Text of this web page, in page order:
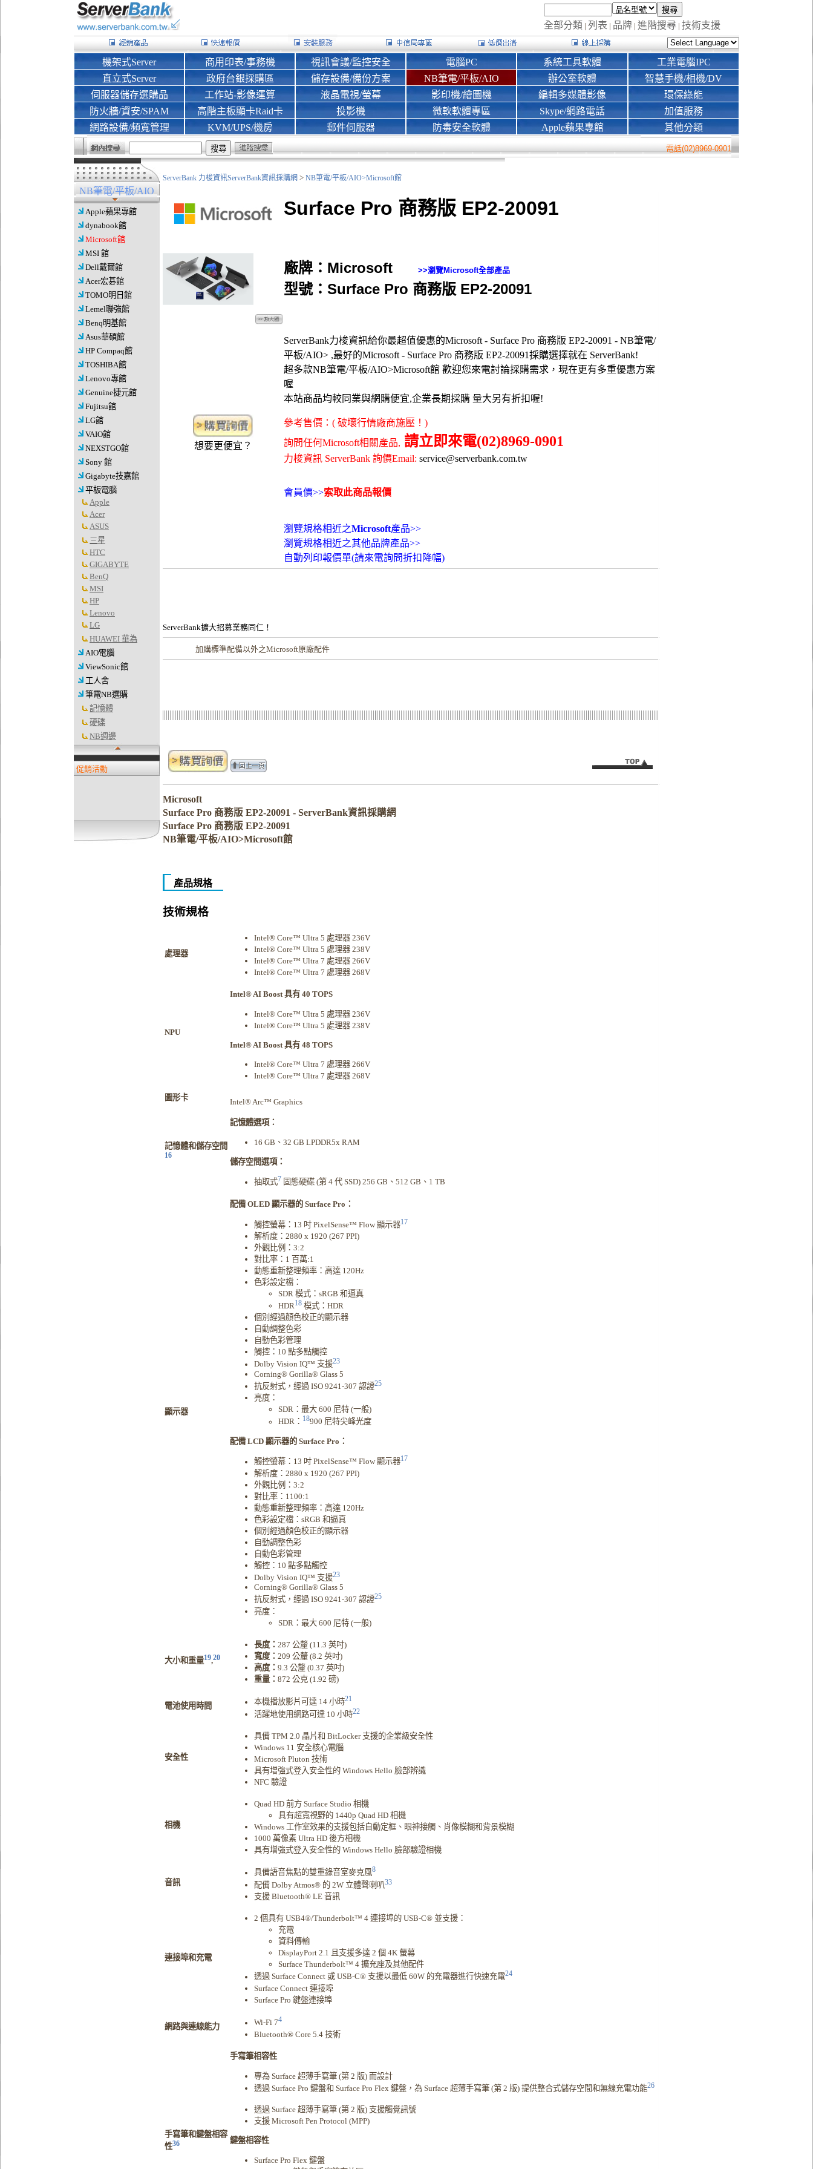
全部分類 | 列表 | 品牌 | 進階搜尋 | 技術支援
機架式Server
直立式Server
伺服器儲存選購品
防火牆/資安/SPAM
網路設備/頻寬管理
商用印表/事務機
政府台銀採購區
工作站-影像運算
高階主板顯卡Raid卡
KVM/UPS/機房
視訊會議/監控安全
儲存設備/備份方案
液晶電視/螢幕
投影機
郵件伺服器
電腦PC
NB筆電/平板/AIO
影印機/繪圖機
微軟軟體專區
防毒安全軟體
系統工具軟體
辦公室軟體
編輯多媒體影像
Skype/網路電話
Apple蘋果專館
工業電腦IPC
智慧手機/相機/DV
環保綠能
加值服務
其他分類
電話(02)8969-0901
NB筆電/平板/AIO
Apple蘋果專館
dynabook館
Microsoft館
MSI 館
Dell戴爾館
Acer宏碁館
TOMO明日館
Lemel聯強館
Benq明基館
Asus華碩館
HP Compaq館
TOSHIBA館
Lenovo專館
Genuine捷元館
Fujitsu館
LG館
VAIO館
NEXSTGO館
Sony 館
Gigabyte技嘉館
平板電腦
Apple
Acer
ASUS
三星
HTC
GIGABYTE
BenQ
MSI
HP
Lenovo
LG
HUAWEI 華為
AIO電腦
ViewSonic館
工人舍
筆電NB選購
記憶體
硬碟
NB週邊
促銷活動
ServerBank 力梭資訊ServerBank資訊採購網 > NB筆電/平板/AIO>Microsoft館
Surface Pro 商務版 EP2-20091
廠牌：Microsoft >>瀏覽Microsoft全部產品
型號：Surface Pro 商務版 EP2-20091
ServerBank力梭資訊給你最超值優惠的Microsoft - Surface Pro 商務版 EP2-20091 - NB筆電/
平板/AIO> ,最好的Microsoft - Surface Pro 商務版 EP2-20091採購選擇就在 ServerBank!
超多款NB筆電/平板/AIO>Microsoft館 歡迎您來電討論採購需求，現在更有多重優惠方案
喔
本站商品均較同業與網購便宜,企業長期採購 量大另有折扣喔!
想要更便宜？
參考售價：( 破壞行情廠商施壓！)
詢問任何Microsoft相關產品, 請立即來電(02)8969-0901
力梭資訊 ServerBank 詢價Email: service@serverbank.com.tw
會員價>>索取此商品報價
瀏覽規格相近之Microsoft產品>>
瀏覽規格相近之其他品牌產品>>
自動列印報價單(請來電詢問折扣降幅)
ServerBank擴大招募業務同仁！
加購標準配備以外之Microsoft原廠配件
Microsoft
Surface Pro 商務版 EP2-20091 - ServerBank資訊採購網
Surface Pro 商務版 EP2-20091
NB筆電/平板/AIO>Microsoft館
產品規格
技術規格
處理器
Intel® Core™ Ultra 5 處理器 236V
Intel® Core™ Ultra 5 處理器 238V
Intel® Core™ Ultra 7 處理器 266V
Intel® Core™ Ultra 7 處理器 268V
NPU
Intel® AI Boost 具有 40 TOPS
Intel® Core™ Ultra 5 處理器 236V
Intel® Core™ Ultra 5 處理器 238V
Intel® AI Boost 具有 48 TOPS
Intel® Core™ Ultra 7 處理器 266V
Intel® Core™ Ultra 7 處理器 268V
圖形卡 Intel® Arc™ Graphics
記憶體和儲存空間
16
記憶體選項：
16 GB、32 GB LPDDR5x RAM
儲存空間選項：
抽取式7 固態硬碟 (第 4 代 SSD) 256 GB、512 GB、1 TB
顯示器
配備 OLED 顯示器的 Surface Pro：
觸控螢幕：13 吋 PixelSense™ Flow 顯示器17
解析度：2880 x 1920 (267 PPI)
外觀比例：3:2
對比率：1 百萬:1
動態重新整理頻率：高達 120Hz
色彩設定檔：
SDR 模式：sRGB 和逼真
HDR18 模式：HDR
個別經過顏色校正的顯示器
自動調整色彩
自動色彩管理
觸控：10 點多點觸控
Dolby Vision IQ™ 支援23
Corning® Gorilla® Glass 5
抗反射式，經過 ISO 9241-307 認證25
亮度：
SDR：最大 600 尼特 (一般)
HDR： 18900 尼特尖峰光度
配備 LCD 顯示器的 Surface Pro：
觸控螢幕：13 吋 PixelSense™ Flow 顯示器17
解析度：2880 x 1920 (267 PPI)
外觀比例：3:2
對比率：1100:1
動態重新整理頻率：高達 120Hz
色彩設定檔：sRGB 和逼真
個別經過顏色校正的顯示器
自動調整色彩
自動色彩管理
觸控：10 點多點觸控
Dolby Vision IQ™ 支援23
Corning® Gorilla® Glass 5
抗反射式，經過 ISO 9241-307 認證25
亮度：
SDR：最大 600 尼特 (一般)
大小和重量19,20
長度： 287 公釐 (11.3 英吋)
寬度： 209 公釐 (8.2 英吋)
高度： 9.3 公釐 (0.37 英吋)
重量： 872 公克 (1.92 磅)
電池使用時間 本機播放影片可達 14 小時21
活躍地使用網路可達 10 小時22
安全性
具備 TPM 2.0 晶片和 BitLocker 支援的企業級安全性
Windows 11 安全核心電腦
Microsoft Pluton 技術
具有增強式登入安全性的 Windows Hello 臉部辨識
NFC 驗證
相機
Quad HD 前方 Surface Studio 相機
具有超寬視野的 1440p Quad HD 相機
Windows 工作室效果的支援包括自動定框、眼神接觸、肖像模糊和背景模糊
1000 萬像素 Ultra HD 後方相機
具有增強式登入安全性的 Windows Hello 臉部驗證相機
音訊
具備語音焦點的雙重錄音室麥克風8
配備 Dolby Atmos® 的 2W 立體聲喇叭33
支援 Bluetooth® LE 音訊
連接埠和充電
2 個具有 USB4®/Thunderbolt™ 4 連接埠的 USB-C® 並支援：
充電
資料傳輸
DisplayPort 2.1 且支援多達 2 個 4K 螢幕
Surface Thunderbolt™ 4 擴充座及其他配件
透過 Surface Connect 或 USB-C® 支援以最低 60W 的充電器進行快速充電24
Surface Connect 連接埠
Surface Pro 鍵盤連接埠
網路與連線能力 Wi-Fi 74
Bluetooth® Core 5.4 技術
手寫筆和鍵盤相容
性36
手寫筆相容性
專為 Surface 超薄手寫筆 (第 2 版) 而設計
透過 Surface Pro 鍵盤和 Surface Pro Flex 鍵盤，為 Surface 超薄手寫筆 (第 2 版) 提供整合式儲存空間和無線充電功能26
透過 Surface 超薄手寫筆 (第 2 版) 支援觸覺訊號
支援 Microsoft Pen Protocol (MPP)
鍵盤相容性
Surface Pro Flex 鍵盤